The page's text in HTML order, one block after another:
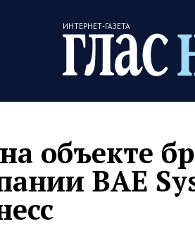
ИНТЕРНЕТ-ГАЗЕТА
объекте
BAE